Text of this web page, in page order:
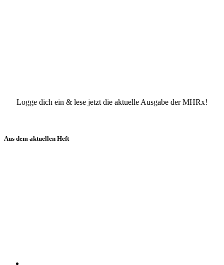
Logge dich ein & lese jetzt die aktuelle Ausgabe der MHRx!
Aus dem aktuellen Heft